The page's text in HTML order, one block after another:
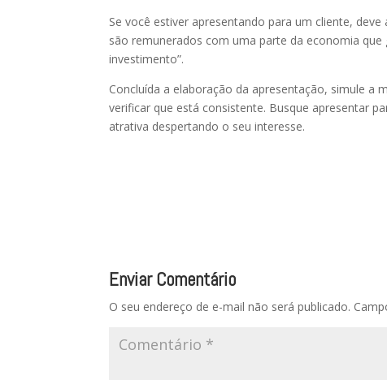
Se você estiver apresentando para um cliente,
são remunerados com uma parte da economia
investimento”.
Concluída a elaboração da apresentação, simule
verificar que está consistente. Busque apresentar
atrativa despertando o seu interesse.
Enviar Comentário
O seu endereço de e-mail não será publicado.